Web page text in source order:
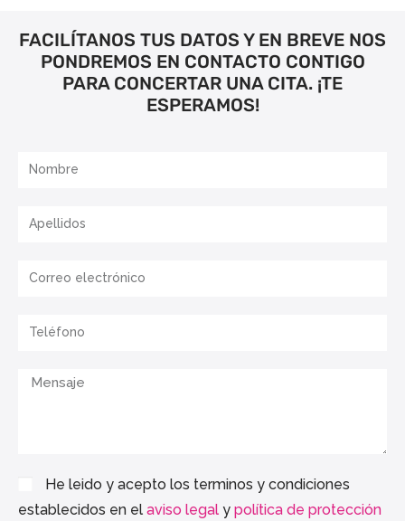
FACILÍTANOS TUS DATOS Y EN BREVE NOS
PONDREMOS EN CONTACTO CONTIGO
PARA CONCERTAR UNA CITA. ¡TE
ESPERAMOS!
He leido y acepto los terminos y condiciones
establecidos en el aviso legal y política de protección